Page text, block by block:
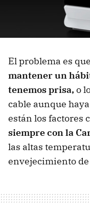
El problema es que
mantener un
tenemos prisa, o
cable aunque
están los factores
siempre con la
las altas
envejecimiento